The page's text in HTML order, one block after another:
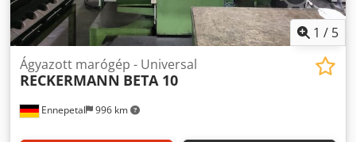
1 / 5
Ennepetal 996 km
Ágyazott marógép - Universal
RECKERMANN BETA 10